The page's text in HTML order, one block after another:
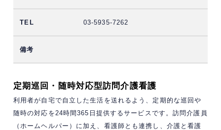
03-5935-7262
定期巡回・随時対応型訪問介護看護
利用者が自宅で自立した生活を送れるよう、定期的な巡回や
随時の対応を24時間365日提供するサービスです。訪問介護員
（ホームヘルパー）に加え、看護師とも連携し、介護と看護